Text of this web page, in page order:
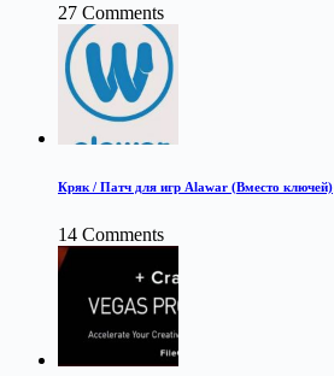
27 Comments
Кряк / Патч для игр Alawar (Вместо ключей)
14 Comments